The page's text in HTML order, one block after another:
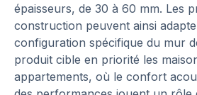
épaisseurs, de 30 à 60 mm. Les
construction peuvent ainsi
configuration spécifique du mur
produit cible en priorité les
appartements, où le confort